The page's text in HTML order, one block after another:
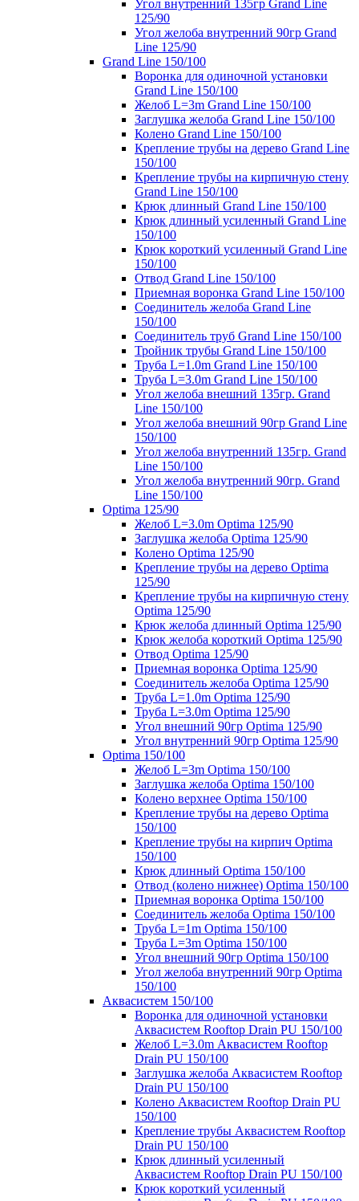
Угол внутренний 135гр Grand Line
125/90
Угол желоба внутренний 90гр Grand
Line 125/90
Grand Line 150/100
Воронка для одиночной установки
Grand Line 150/100
Желоб L=3m Grand Line 150/100
Заглушка желоба Grand Line 150/100
Колено Grand Line 150/100
Крепление трубы на дерево Grand Line
150/100
Крепление трубы на кирпичную стену
Grand Line 150/100
Крюк длинный Grand Line 150/100
Крюк длинный усиленный Grand Line
150/100
Крюк короткий усиленный Grand Line
150/100
Отвод Grand Line 150/100
Приемная воронка Grand Line 150/100
Соединитель желоба Grand Line
150/100
Соединитель труб Grand Line 150/100
Тройник трубы Grand Line 150/100
Труба L=1.0m Grand Line 150/100
Труба L=3.0m Grand Line 150/100
Угол желоба внешний 135гр. Grand
Line 150/100
Угол желоба внешний 90гр Grand Line
150/100
Угол желоба внутренний 135гр. Grand
Line 150/100
Угол желоба внутренний 90гр. Grand
Line 150/100
Optima 125/90
Желоб L=3.0m Optima 125/90
Заглушка желоба Optima 125/90
Колено Optima 125/90
Крепление трубы на дерево Optima
125/90
Крепление трубы на кирпичную стену
Optima 125/90
Крюк желоба длинный Optima 125/90
Крюк желоба короткий Optima 125/90
Отвод Optima 125/90
Приемная воронка Optima 125/90
Соединитель желоба Optima 125/90
Труба L=1.0m Optima 125/90
Труба L=3.0m Optima 125/90
Угол внешний 90гр Optima 125/90
Угол внутренний 90гр Optima 125/90
Optima 150/100
Желоб L=3m Optima 150/100
Заглушка желоба Optima 150/100
Колено верхнее Optima 150/100
Крепление трубы на дерево Optima
150/100
Крепление трубы на кирпич Optima
150/100
Крюк длинный Optima 150/100
Отвод (колено нижнее) Optima 150/100
Приемная воронка Optima 150/100
Соединитель желоба Optima 150/100
Труба L=1m Optima 150/100
Труба L=3m Optima 150/100
Угол внешний 90гр Optima 150/100
Угол желоба внутренний 90гр Optima
150/100
Аквасистем 150/100
Воронка для одиночной установки
Аквасистем Rooftop Drain PU 150/100
Желоб L=3.0m Аквасистем Rooftop
Drain PU 150/100
Заглушка желоба Аквасистем Rooftop
Drain PU 150/100
Колено Аквасистем Rooftop Drain PU
150/100
Крепление трубы Аквасистем Rooftop
Drain PU 150/100
Крюк длинный усиленный
Аквасистем Rooftop Drain PU 150/100
Крюк короткий усиленный